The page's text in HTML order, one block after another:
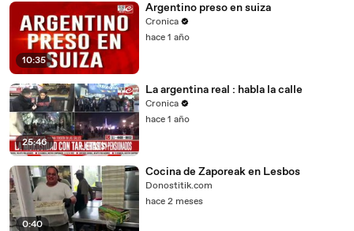
10:35
Argentino preso en suiza
Cronica
hace 1 año
25:46
La argentina real : habla la calle
Cronica
hace 1 año
0:40
Cocina de Zaporeak en Lesbos
Donostitik.com
hace 2 meses